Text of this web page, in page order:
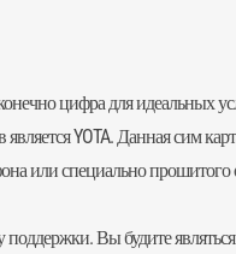
цифра для идеальных
YOTA. Данная сим
или специально
Вы будите